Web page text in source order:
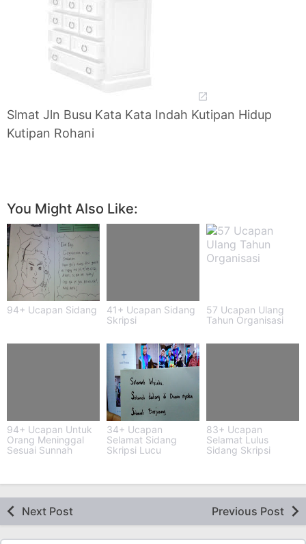
Slmat Jln Busu Kata Kata Indah Kutipan Hidup
Kutipan Rohani
You Might Also Like:
94+ Ucapan Sidang
41+ Ucapan Sidang
Skripsi
57 Ucapan Ulang
Tahun Organisasi
94+ Ucapan Untuk
Orang Meninggal
Sesuai Sunnah
34+ Ucapan
Selamat Sidang
Skripsi Lucu
83+ Ucapan
Selamat Lulus
Sidang Skripsi
Next Post Previous Post